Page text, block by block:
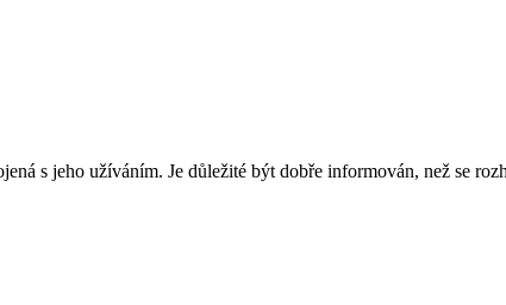
s jeho užíváním. Je důležité být dobře informován, než se